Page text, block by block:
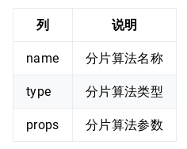
列 说明
name 分片算法名称
type 分片算法类型
props 分片算法参数